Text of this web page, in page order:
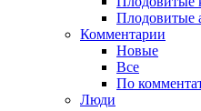
Плодовитые
Комментарии
Новые
Все
По
Люди